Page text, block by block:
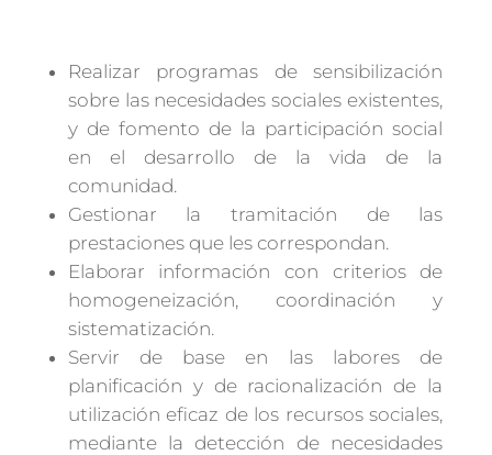
Realizar programas de sensibilización
sobre las necesidades sociales existentes,
y de fomento de la participación social
en el desarrollo de la vida de la
comunidad.
Gestionar la tramitación de las
prestaciones que les correspondan.
Elaborar información con criterios de
homogeneización, coordinación y
sistematización.
Servir de base en las labores de
planificación y de racionalización de la
utilización eficaz de los recursos sociales,
mediante la detección de necesidades